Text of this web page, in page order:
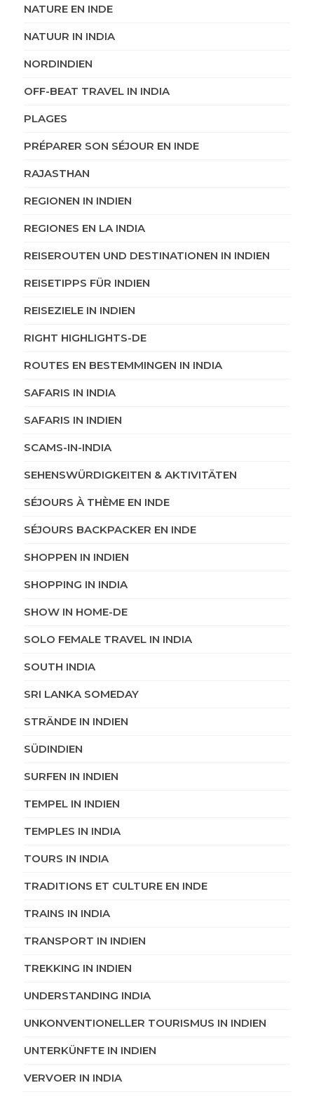
NATURE EN INDE
NATUUR IN INDIA
NORDINDIEN
OFF-BEAT TRAVEL IN INDIA
PLAGES
PRÉPARER SON SÉJOUR EN INDE
RAJASTHAN
REGIONEN IN INDIEN
REGIONES EN LA INDIA
REISEROUTEN UND DESTINATIONEN IN INDIEN
REISETIPPS FÜR INDIEN
REISEZIELE IN INDIEN
RIGHT HIGHLIGHTS-DE
ROUTES EN BESTEMMINGEN IN INDIA
SAFARIS IN INDIA
SAFARIS IN INDIEN
SCAMS-IN-INDIA
SEHENSWÜRDIGKEITEN & AKTIVITÄTEN
SÉJOURS À THÈME EN INDE
SÉJOURS BACKPACKER EN INDE
SHOPPEN IN INDIEN
SHOPPING IN INDIA
SHOW IN HOME-DE
SOLO FEMALE TRAVEL IN INDIA
SOUTH INDIA
SRI LANKA SOMEDAY
STRÄNDE IN INDIEN
SÜDINDIEN
SURFEN IN INDIEN
TEMPEL IN INDIEN
TEMPLES IN INDIA
TOURS IN INDIA
TRADITIONS ET CULTURE EN INDE
TRAINS IN INDIA
TRANSPORT IN INDIEN
TREKKING IN INDIEN
UNDERSTANDING INDIA
UNKONVENTIONELLER TOURISMUS IN INDIEN
UNTERKÜNFTE IN INDIEN
VERVOER IN INDIA